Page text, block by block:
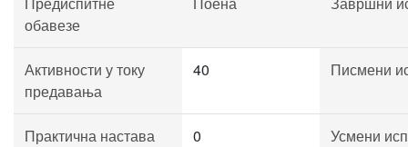
обавезе
Активности у току
предавања
40 Писмени
Практична настава 0 Усмени